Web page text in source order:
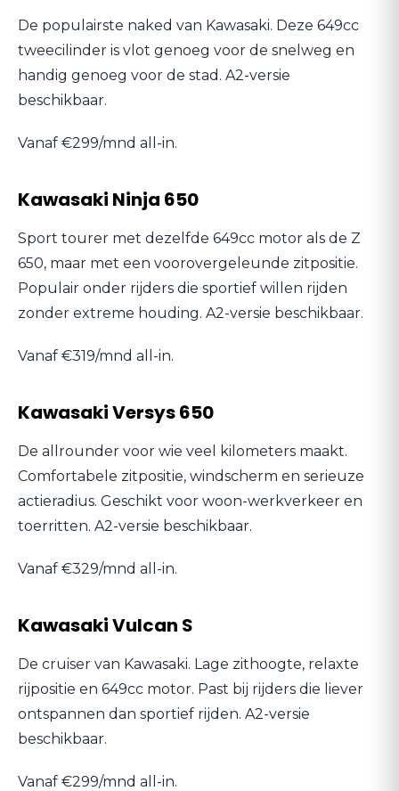
De populairste naked van Kawasaki. Deze 649cc
tweecilinder is vlot genoeg voor de snelweg en
handig genoeg voor de stad. A2-versie
beschikbaar.
Vanaf €299/mnd all-in.
Kawasaki Ninja 650
Sport tourer met dezelfde 649cc motor als de Z
650, maar met een voorovergeleunde zitpositie.
Populair onder rijders die sportief willen rijden
zonder extreme houding. A2-versie beschikbaar.
Vanaf €319/mnd all-in.
Kawasaki Versys 650
De allrounder voor wie veel kilometers maakt.
Comfortabele zitpositie, windscherm en serieuze
actieradius. Geschikt voor woon-werkverkeer en
toerritten. A2-versie beschikbaar.
Vanaf €329/mnd all-in.
Kawasaki Vulcan S
De cruiser van Kawasaki. Lage zithoogte, relaxte
rijpositie en 649cc motor. Past bij rijders die liever
ontspannen dan sportief rijden. A2-versie
beschikbaar.
Vanaf €299/mnd all-in.